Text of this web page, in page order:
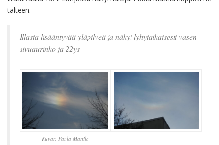
talteen.
Illasta lisääntyvää yläpilveä ja näkyi lyhytaikaisesti vasen
sivuaurinko ja 22ys
Kuvat: Paula Mattila